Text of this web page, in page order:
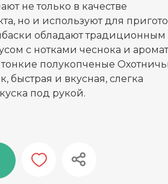
не только в качестве
но и используют для
обладают традиционным
с нотками чеснока и
полукопченые
быстрая и вкусная, слегка
под рукой.
масло
и уксус